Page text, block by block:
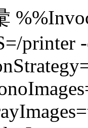
printer